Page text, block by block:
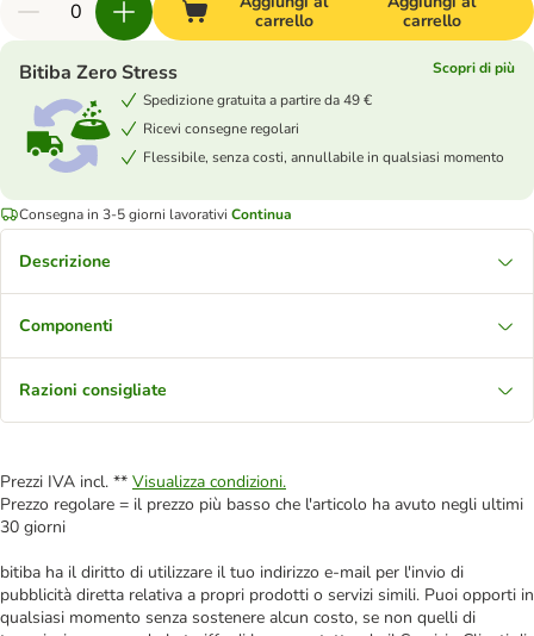
carrello
carrello
Bitiba Zero Stress
Scopri di più
Spedizione gratuita a partire da 49 €
Ricevi consegne regolari
Flessibile, senza costi, annullabile in qualsiasi momento
Consegna in 3-5 giorni lavorativi Continua
Descrizione
Componenti
Razioni consigliate
Prezzi IVA incl. ** Visualizza condizioni.
Prezzo regolare = il prezzo più basso che l'articolo ha avuto negli ultimi
30 giorni
bitiba ha il diritto di utilizzare il tuo indirizzo e-mail per l'invio di
pubblicità diretta relativa a propri prodotti o servizi simili. Puoi opporti in
qualsiasi momento senza sostenere alcun costo, se non quelli di